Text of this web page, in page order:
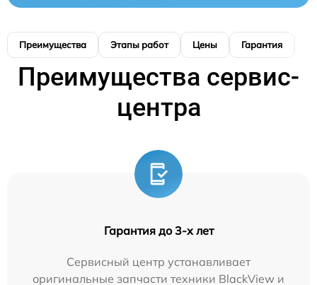
Преимущества Этапы работ Цены Гарантия
Преимущества сервис-
центра
Гарантия до 3-х лет
Сервисный центр устанавливает
оригинальные запчасти техники BlackView и